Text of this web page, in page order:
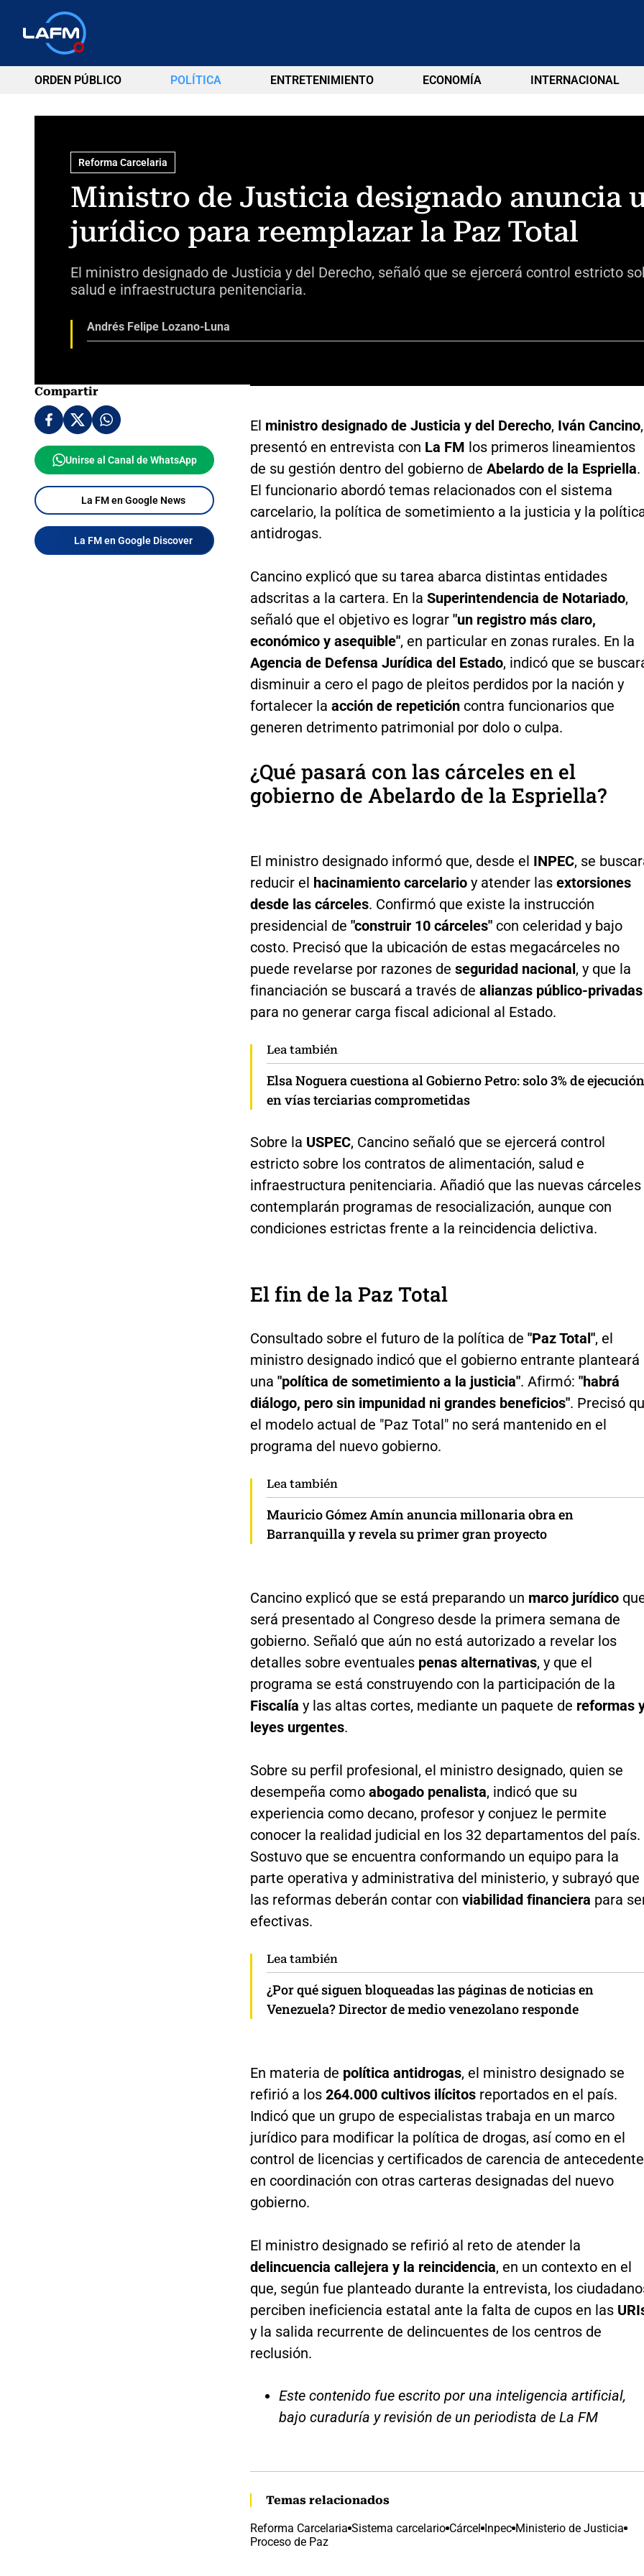
ORDEN PÚBLICO POLÍTICA ENTRETENIMIENTO ECONOMÍA INTERNACIONAL
Reforma Carcelaria
Ministro de Justicia designado anuncia
jurídico para reemplazar la Paz Total
El ministro designado de Justicia y del Derecho, señaló que se ejercerá control estricto
salud e infraestructura penitenciaria.
Andrés Felipe Lozano-Luna
Compartir
Unirse al Canal de WhatsApp
La FM en Google News
La FM en Google Discover
El ministro designado de Justicia y del Derecho, Iván Cancino,
presentó en entrevista con La FM los primeros lineamientos
de su gestión dentro del gobierno de Abelardo de la Espriella.
El funcionario abordó temas relacionados con el sistema
carcelario, la política de sometimiento a la justicia y la
antidrogas.
Cancino explicó que su tarea abarca distintas entidades
adscritas a la cartera. En la Superintendencia de Notariado,
señaló que el objetivo es lograr "un registro más claro,
económico y asequible", en particular en zonas rurales. En la
Agencia de Defensa Jurídica del Estado, indicó que se
disminuir a cero el pago de pleitos perdidos por la nación y
fortalecer la acción de repeticióncontra funcionarios que
generen detrimento patrimonial por dolo o culpa.
¿Qué pasará con las cárceles en el
gobierno de Abelardo de la Espriella?
El ministro designado informó que, desde el INPEC, se
reducir el hacinamiento carcelarioy atender las extorsiones
desde las cárceles. Confirmó que existe la instrucción
presidencial de "construir 10 cárceles"con celeridad y bajo
costo. Precisó que la ubicación de estas megacárceles no
puede revelarse por razones de seguridad nacional, y que la
financiación se buscará a través de alianzas público-privadas
para no generar carga fiscal adicional al Estado.
Lea también
Elsa Noguera cuestiona al Gobierno Petro: solo 3% de ejecución
en vías terciarias comprometidas
Sobre la USPEC, Cancino señaló que se ejercerá control
estricto sobre los contratos de alimentación, salud e
infraestructura penitenciaria. Añadió que las nuevas cárceles
contemplarán programas de resocialización, aunque con
condiciones estrictas frente a la reincidencia delictiva.
El fin de la Paz Total
Consultado sobre el futuro de la política de "Paz Total", el
ministro designado indicó que el gobierno entrante planteará
una "política de sometimiento a la justicia". Afirmó: "habrá
diálogo, pero sin impunidad ni grandes beneficios". Precisó
el modelo actual de "Paz Total" no será mantenido en el
programa del nuevo gobierno.
Lea también
Mauricio Gómez Amín anuncia millonaria obra en
Barranquilla y revela su primer gran proyecto
Cancino explicó que se está preparando un marco jurídico
será presentado al Congreso desde la primera semana de
gobierno. Señaló que aún no está autorizado a revelar los
detalles sobre eventuales penas alternativas, y que el
programa se está construyendo con la participación de la
Fiscalía y las altas cortes, mediante un paquete de reformas
leyes urgentes.
Sobre su perfil profesional, el ministro designado, quien se
desempeña como abogado penalista, indicó que su
experiencia como decano, profesor y conjuez le permite
conocer la realidad judicial en los 32 departamentos del país.
Sostuvo que se encuentra conformando un equipo para la
parte operativa y administrativa del ministerio, y subrayó que
las reformas deberán contar con viabilidad financiera para
efectivas.
Lea también
¿Por qué siguen bloqueadas las páginas de noticias en
Venezuela? Director de medio venezolano responde
En materia de política antidrogas, el ministro designado se
refirió a los 264.000 cultivos ilícitosreportados en el país.
Indicó que un grupo de especialistas trabaja en un marco
jurídico para modificar la política de drogas, así como en el
control de licencias y certificados de carencia de
en coordinación con otras carteras designadas del nuevo
gobierno.
El ministro designado se refirió al reto de atender la
delincuencia callejera y la reincidencia, en un contexto en el
que, según fue planteado durante la entrevista, los
perciben ineficiencia estatal ante la falta de cupos en las
y la salida recurrente de delincuentes de los centros de
reclusión.
Este contenido fue escrito por una inteligencia artificial,
bajo curaduría y revisión de un periodista de La FM
Temas relacionados
Reforma Carcelaria Sistema carcelario Cárcel Inpec Ministerio de Justicia
Proceso de Paz